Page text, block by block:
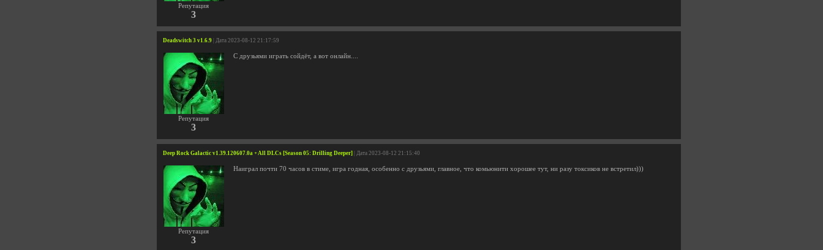
Репутация
3
Deadswitch 3 v1.6.9 | Дата 2023-08-12 21:17:59
Репутация
3
С друзьями играть сойдёт, а вот онлайн....
Deep Rock Galactic v1.39.120607.0a + All DLCs [Season 05: Drilling Deeper] | Дата 2023-08-12 21:15:40
Репутация
3
Наиграл почти 70 часов в стиме, игра годная, особенно с друзьями, главное, что комьюнити хорошее тут, ни разу токсиков не встретил)))